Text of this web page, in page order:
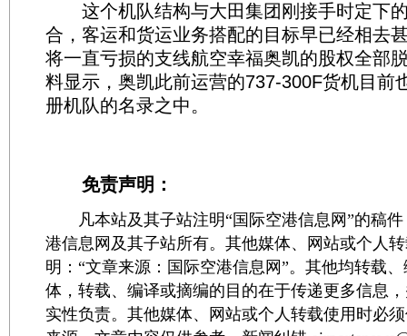
这个机队结构与大田集团刚接手时定下
合，客运和货运业务搭配的目标早已经相去
将一直亏损的支线航空幸福奥凯的股权全部
料显示，奥凯此前运营的737-300F货机目前
册机队的名录之中。
免责声明：
凡本站及其子站注明“国际空港信息网”的稿件
港信息网及其子站所有。其他媒体、网站或个人
明：“文章来源：国际空港信息网”。其他均转载
体，转载、编译或摘编的目的在于传递更多信息
实性负责。其他媒体、网站或个人转载使用时必